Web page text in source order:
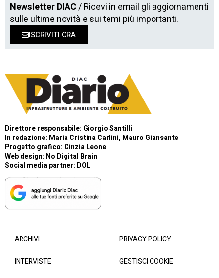
Newsletter DIAC/ Ricevi in email gli aggiornamenti
sulle ultime novità e sui temi più importanti.
ISCRIVITI ORA
Direttore responsabile: Giorgio Santilli
In redazione: Maria Cristina Carlini, Mauro Giansante
Progetto grafico: Cinzia Leone
Web design: No Digital Brain
Social media partner: DOL
ARCHIVI
INTERVISTE
PRIVACY POLICY
GESTISCI COOKIE